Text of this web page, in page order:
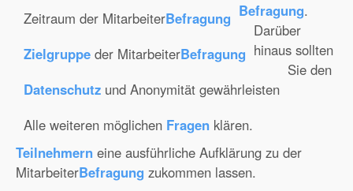
Zeitraum der MitarbeiterBefragung
Zielgruppe der MitarbeiterBefragung
Datenschutz und Anonymität gewährleisten
Alle weiteren möglichen Fragen klären.
Befragung.
Darüber
hinaus sollten
Sie den
Teilnehmern eine ausführliche Aufklärung zu der
MitarbeiterBefragung zukommen lassen.